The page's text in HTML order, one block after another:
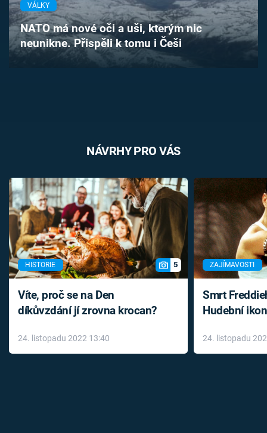
Časopis
Sledujte prima+
VÁLKY
NATO má nové oči a uši, kterým nic
neunikne. Přispěli k tomu i Češi
NÁVRHY PRO VÁS
HISTORIE 5
Víte, proč se na Den
díkůvzdání jí zrovna krocan?
24. listopadu 2022 13:40
ZAJÍMAVOSTI
Smrt
Hudební
léky
24. listopadu